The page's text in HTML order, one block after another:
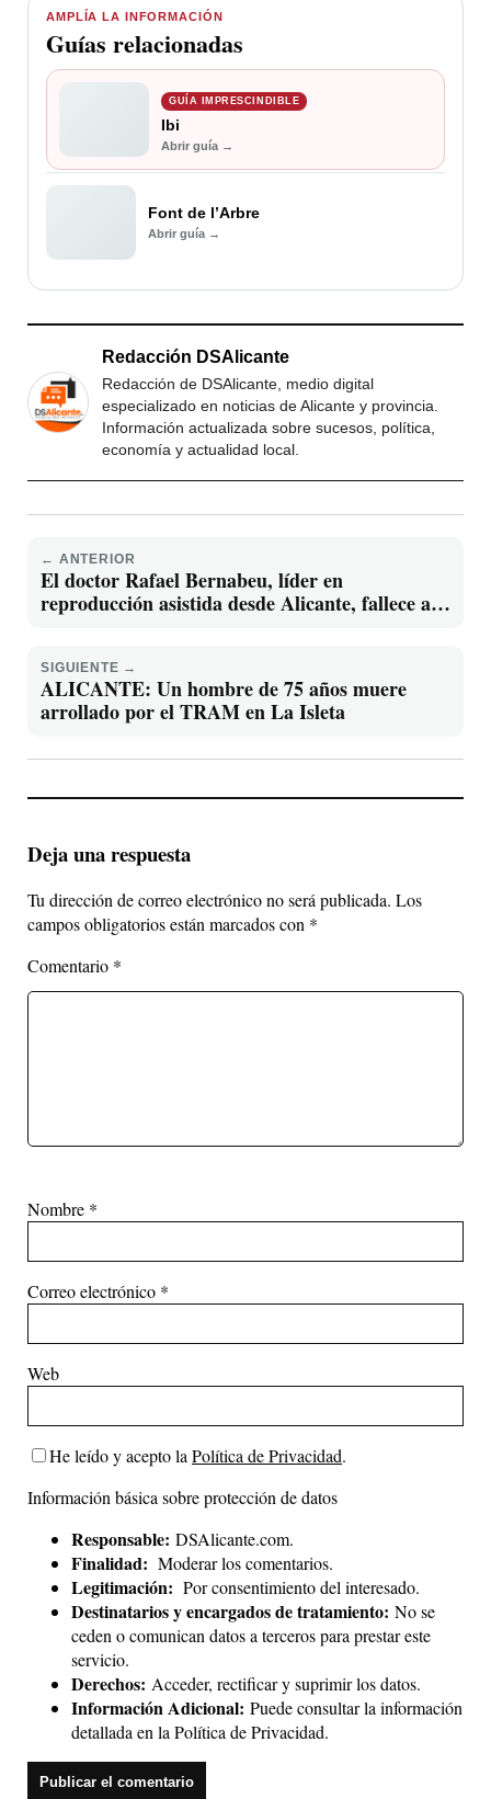
AMPLÍA LA INFORMACIÓN
Guías relacionadas
GUÍA IMPRESCINDIBLE
Ibi
Abrir guía →
Font de l’Arbre
Abrir guía →
Redacción DSAlicante
Redacción de DSAlicante, medio digital
especializado en noticias de Alicante y provincia.
Información actualizada sobre sucesos, política,
economía y actualidad local.
← ANTERIOR
El doctor Rafael Bernabeu, líder en
reproducción asistida desde Alicante, fallece a
SIGUIENTE →
ALICANTE: Un hombre de 75 años muere
arrollado por el TRAM en La Isleta
Deja una respuesta
Tu dirección de correo electrónico no será publicada. Los
campos obligatorios están marcados con *
Comentario *
Nombre *
Correo electrónico *
Web
He leído y acepto laPolítica de Privacidad.
Información básica sobre protección de datos
Responsable: DSAlicante.com.
Finalidad: Moderar los comentarios.
Legitimación: Por consentimiento del interesado.
Destinatarios y encargados de tratamiento: No se
ceden o comunican datos a terceros para prestar este
servicio.
Derechos: Acceder, rectificar y suprimir los datos.
Información Adicional: Puede consultar la información
detallada en laPolítica de Privacidad.